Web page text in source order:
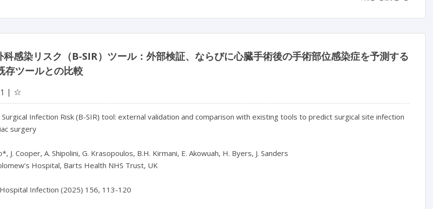
感染リスク（B-SIR）ツール：外部検証、ならびに心臓手術後の手術部位感染症を予測する
存ツールとの比較
☆
Infection Risk (B-SIR) tool: external validation and comparison with existing tools to predict surgical site infection
surgery
J. Cooper, A. Shipolini, G. Krasopoulos, B.H. Kirmani, E. Akowuah, H. Byers, J. Sanders
Hospital, Barts Health NHS Trust, UK
Infection (2025) 156, 113-120